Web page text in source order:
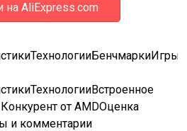
на AliExpress.com
от AMDОценка
и комментарии